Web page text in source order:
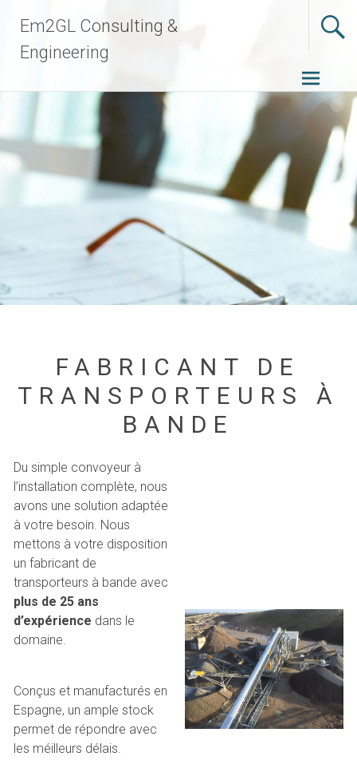
contenu
principal
Em2GL Consulting &
Engineering
FABRICANT DE
TRANSPORTEURS À
BANDE
Du simple convoyeur à
l’installation complète, nous
avons une solution adaptée
à votre besoin. Nous
mettons à votre disposition
un fabricant de
transporteurs à bande avec
plus de 25 ans
d’expérience dans le
domaine.
Conçus et manufacturés en
Espagne, un ample stock
permet de répondre avec
les méilleurs délais.